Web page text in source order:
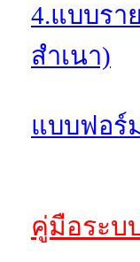
4.แบบรา
สำเนา)
แบบฟอร์
คู่มือระบ